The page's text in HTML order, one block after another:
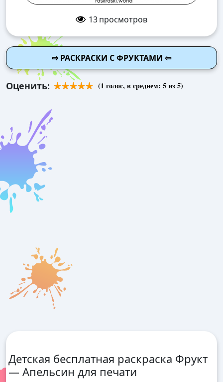
13просмотров
⇨ РАСКРАСКИ С ФРУКТАМИ ⇦
Оценить: (1 голос, в среднем: 5из 5)
Детская бесплатная раскраска Фрукт
— Апельсин для печати